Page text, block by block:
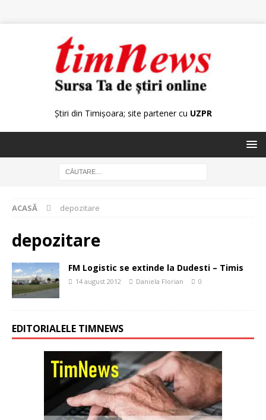
Știri din Timișoara; site partener cu UZPR
ACASĂ depozitare
depozitare
FM Logistic se extinde la Dudesti – Timis
14 august 2012 Daniela Florian 0
EDITORIALELE TIMNEWS